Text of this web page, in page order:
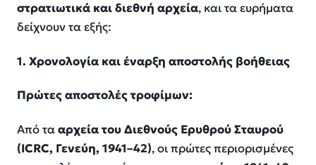
στρατιωτικά και διεθνή αρχεία, και τα ευρήματα
δείχνουν τα εξής:
1. Χρονολογία και έναρξη αποστολής βοήθειας
Πρώτες αποστολές τροφίμων:
Από τααρχεία του Διεθνούς Ερυθρού Σταυρού
(ICRC, Γενεύη, 1941–42), οι πρώτες περιορισμένες